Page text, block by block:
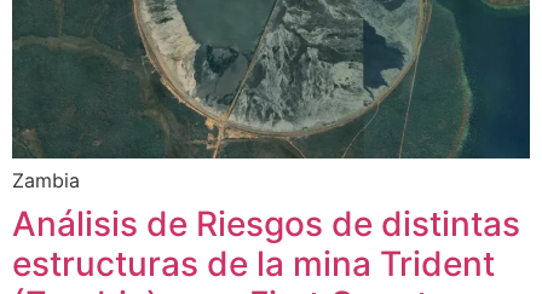
Zambia
Análisis de Riesgos de distintas
estructuras de la mina Trident